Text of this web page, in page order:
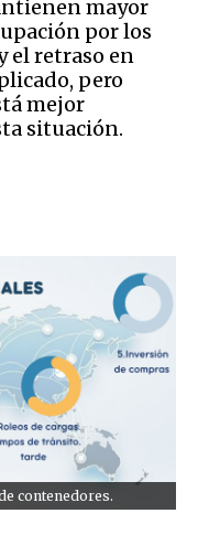
mayor
por los
el retraso en
pero
mejor
situación.
contenedores.